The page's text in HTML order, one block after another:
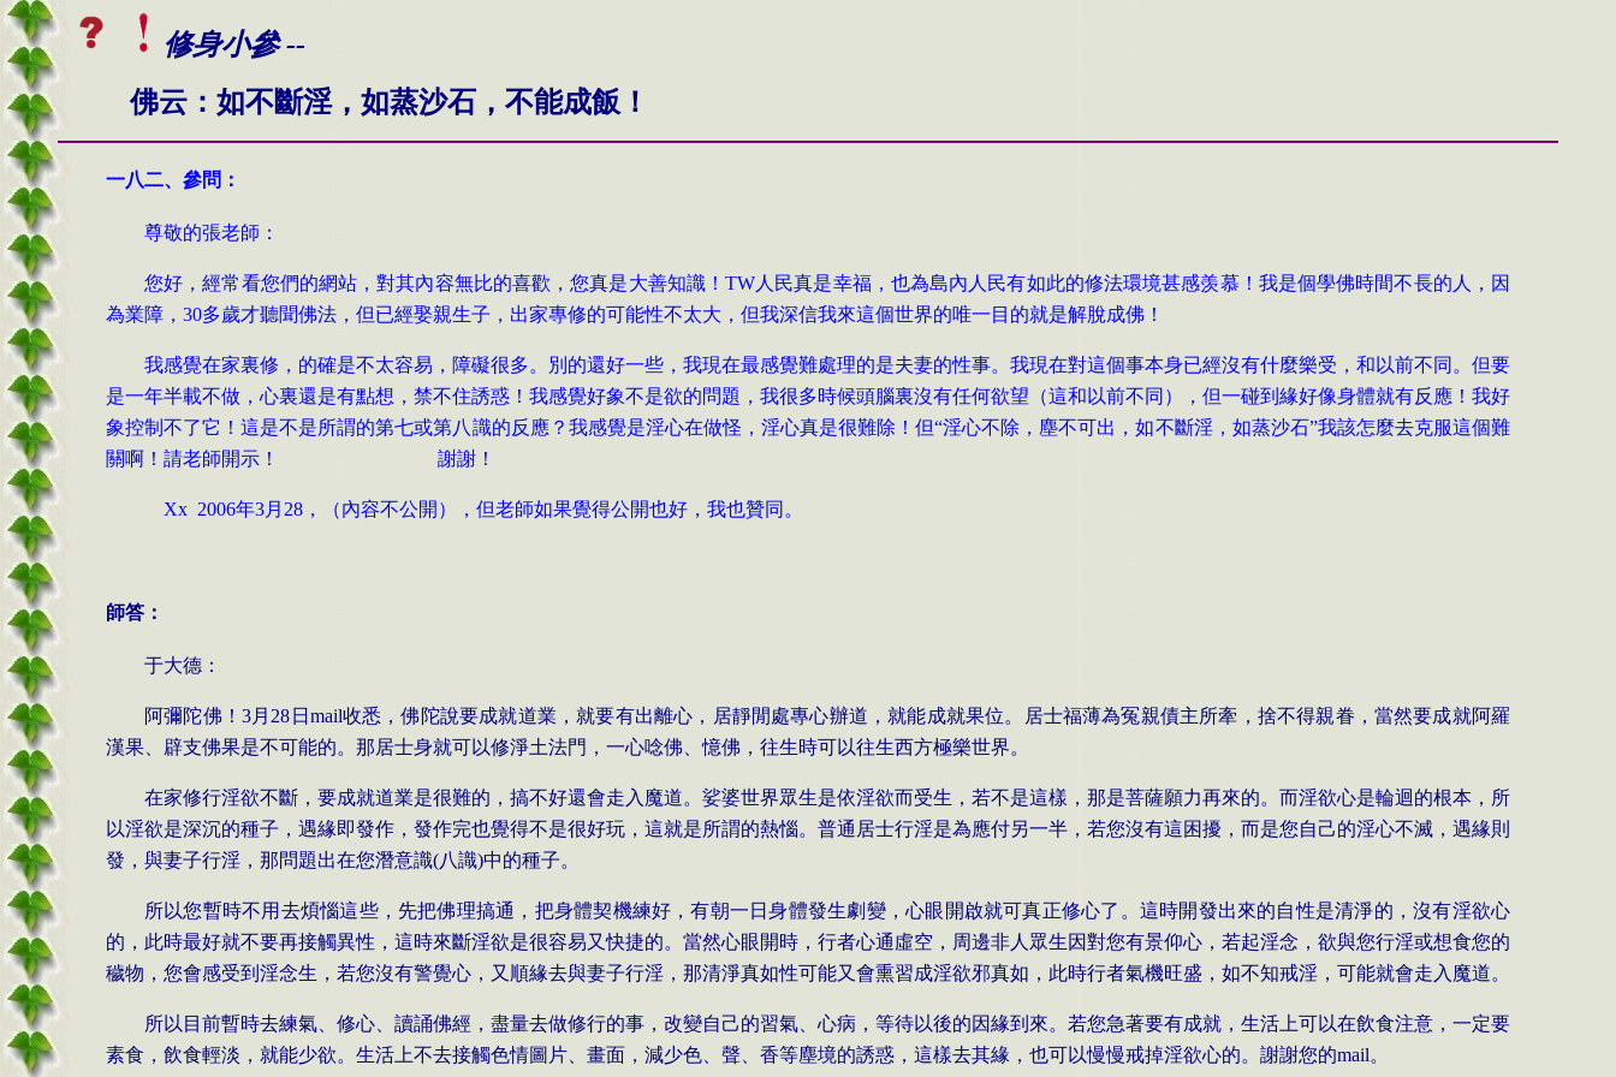
修身小參 --
佛云：如不斷淫，如蒸沙石，不能成飯！
一八二、 參問：
尊敬的張老師：
您好，經常看您們的網站，對其內容無比的喜歡，您真是大善知識！TW人民真是幸福，也為島內人民有如此的修法環境甚感羡慕！我是個學佛時間不長的人，因
為業障，30多歲才聽聞佛法，但已經娶親生子，出家專修的可能性不太大，但我深信我來這個世界的唯一目的就是解脫成佛！
我感覺在家裏修，的確是不太容易，障礙很多。別的還好一些，我現在最感覺難處理的是夫妻的性事。我現在對這個事本身已經沒有什麼樂受，和以前不同。但要
是一年半載不做，心裏還是有點想，禁不住誘惑！我感覺好象不是欲的問題，我很多時候頭腦裏沒有任何欲望（這和以前不同），但一碰到緣好像身體就有反應！我好
象控制不了它！這是不是所謂的第七或第八識的反應？我感覺是淫心在做怪，淫心真是很難除！但“淫心不除，塵不可出，如不斷淫，如蒸沙石”我該怎麼去克服這個難
關啊！請老師開示！ 謝謝！
Xx 2006年3月28，（內容不公開），但老師如果覺得公開也好，我也贊同。
師答：
于大德：
阿彌陀佛！ 3月 28 日 mail收悉，佛陀說要成就道業，就要有出離心，居靜閒處專心辦道，就能成就果位。居士福薄為冤親債主所牽，捨不得親眷，當然要成就阿羅
漢果、辟支佛果是不可能的。那居士身就可以修淨土法門，一心唸佛、憶佛，往生時可以往生西方極樂世界。
在家修行淫欲不斷，要成就道業是很難的，搞不好還會走入魔道。娑婆世界眾生是依淫欲而受生，若不是這樣，那是菩薩願力再來的。而淫欲心是輪迴的根本，所
以淫欲是深沉的種子，遇緣即發作，發作完也覺得不是很好玩，這就是所謂的熱惱。普通居士行淫是為應付另一半，若您沒有這困擾，而是您自己的淫心不滅，遇緣則
發，與妻子行淫，那問題出在您潛意識(八識)中的種子。
所以您暫時不用去煩惱這些，先把佛理搞通，把身體契機練好，有朝一日身體發生劇變，心眼開啟就可真正修心了。這時開發出來的自性是清淨的，沒有淫欲心
的，此時最好就不要再接觸異性，這時來斷淫欲是很容易又快捷的。當然心眼開時，行者心通虛空，周邊非人眾生因對您有景仰心，若起淫念，欲與您行淫或想食您的
穢物，您會感受到淫念生，若您沒有警覺心，又順緣去與妻子行淫，那清淨真如性可能又會熏習成淫欲邪真如，此時行者氣機旺盛，如不知戒淫，可能就會走入魔道。
所以目前暫時去練氣、修心、讀誦佛經，盡量去做修行的事，改變自己的習氣、心病，等待以後的因緣到來。若您急著要有成就，生活上可以在飲食注意，一定要
素食，飲食輕淡，就能少欲。生活上不去接觸色情圖片、畫面，減少色、聲、香等塵境的誘惑，這樣去其緣，也可以慢慢戒掉淫欲心的。謝謝您的mail。